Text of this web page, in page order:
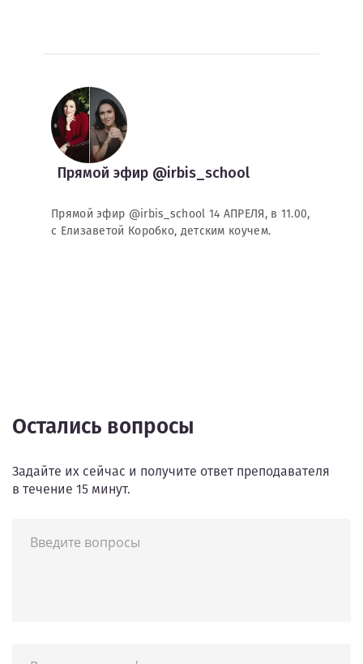
Прямой эфир @irbis_school
Прямой эфир @irbis_school 14 АПРЕЛЯ, в 11.00,
с Елизаветой Коробко, детским коучем.
Остались вопросы
Задайте их сейчас и получите ответ преподавателя
в течение 15 минут.